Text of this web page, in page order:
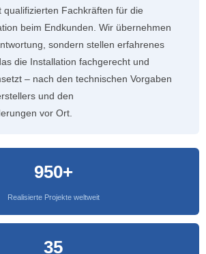
qualifizierten Fachkräften für die
beim Endkunden. Wir übernehmen
sondern stellen erfahrenes
die Installation fachgerecht und
– nach den technischen Vorgaben
und den
vor Ort.
950+
Realisierte Projekte weltweit
35